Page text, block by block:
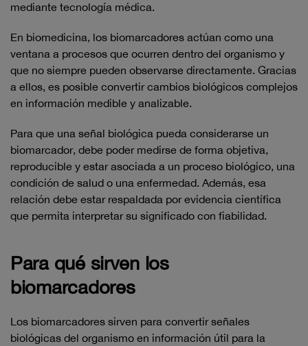
mediante tecnología médica.
En biomedicina, los biomarcadores actúan como una
ventana a procesos que ocurren dentro del organismo y
que no siempre pueden observarse directamente. Gracias
a ellos, es posible convertir cambios biológicos complejos
en información medible y analizable.
Para que una señal biológica pueda considerarse un
biomarcador, debe poder medirse de forma objetiva,
reproducible y estar asociada a un proceso biológico, una
condición de salud o una enfermedad. Además, esa
relación debe estar respaldada por evidencia científica
que permita interpretar su significado con fiabilidad.
Para qué sirven los
biomarcadores
Los biomarcadores sirven para convertir señales
biológicas del organismo en información útil para la